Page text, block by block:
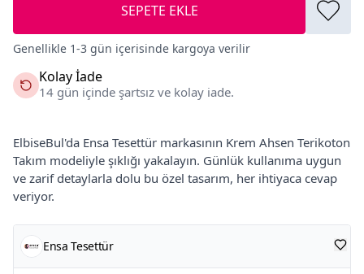
SEPETE EKLE
Genellikle 1-3 gün içerisinde kargoya verilir
Kolay İade
14 gün içinde şartsız ve kolay iade.
ElbiseBul'da Ensa Tesettür markasının Krem Ahsen Terikoton
Takım modeliyle şıklığı yakalayın. Günlük kullanıma uygun
ve zarif detaylarla dolu bu özel tasarım, her ihtiyaca cevap
veriyor.
Ensa Tesettür